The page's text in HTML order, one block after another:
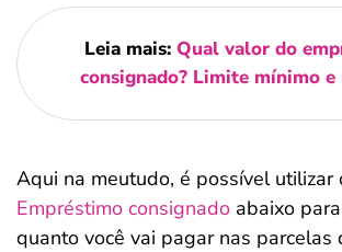
Leia mais: Qual valor do
consignado? Limite mínimo
Aqui na meutudo, é possível utilizar
Empréstimo consignado abaixo
quanto você vai pagar nas parcelas